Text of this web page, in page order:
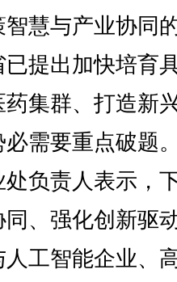
慧与产业协同
提出加快培育
集群、打造新
需要重点破题
负责人表示，
、强化创新驱
工智能企业、